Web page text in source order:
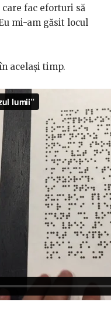
fac eforturi să
mi-am găsit locul
același timp.